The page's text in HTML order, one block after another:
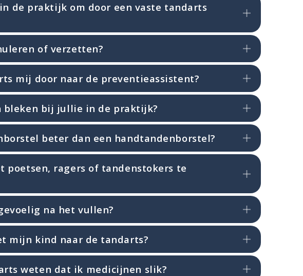
de praktijk om door een vaste tandarts
of verzetten?
mij door naar de preventieassistent?
bleken bij jullie in de praktijk?
beter dan een handtandenborstel?
poetsen, ragers of tandenstokers te
na het vullen?
mijn kind naar de tandarts?
weten dat ik medicijnen slik?